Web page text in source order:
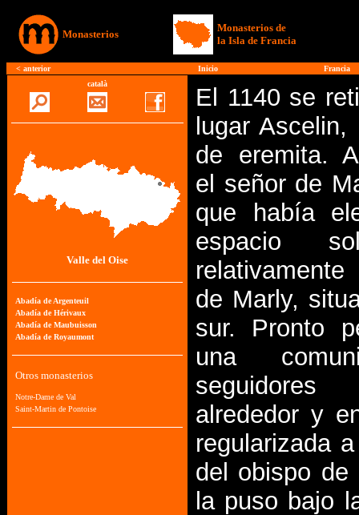
Monasterios
Monasterios de
la Isla de Francia
< anterior Inicio
Francia
català
Valle del Oise
El 1140 se
lugar
de eremita.
el señor de
que había
espacio
de Marly,
sur. Pronto
una
alrededor y
regularizada
del obispo de
la puso bajo